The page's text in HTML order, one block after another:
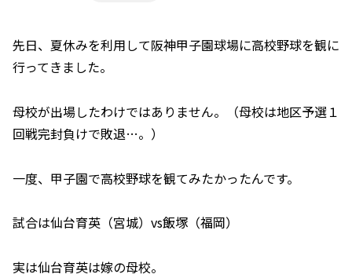
先日、夏休みを利用して阪神甲子園球場に高校野球を観に
行ってきました。
母校が出場したわけではありません。（母校は地区予選１
回戦完封負けで敗退…。）
一度、甲子園で高校野球を観てみたかったんです。
試合は仙台育英（宮城）vs飯塚（福岡）
実は仙台育英は嫁の母校。